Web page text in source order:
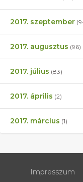
2017. szeptember
2017. augusztus (96)
2017. július (83)
2017. április (2)
2017. március (1)
Impresszum